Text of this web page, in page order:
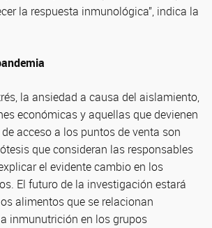
la respuesta inmunológica”, indica la
la ansiedad a causa del aislamiento,
económicas y aquellas que devienen
acceso a los puntos de venta son
que consideran las responsables
el evidente cambio en los
El futuro de la investigación estará
alimentos que se relacionan
inmunutrición en los grupos